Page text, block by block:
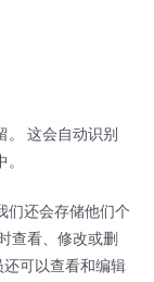
。 这会自动识别
们还会存储他们个
查看、修改或删
还可以查看和编辑